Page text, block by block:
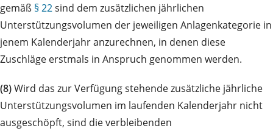
gemäß § 22sind dem zusätzlichen jährlichen
Unterstützungsvolumen der jeweiligen Anlagenkategorie in
jenem Kalenderjahr anzurechnen, in denen diese
Zuschläge erstmals in Anspruch genommen werden.
(8)Wird das zur Verfügung stehende zusätzliche jährliche
Unterstützungsvolumen im laufenden Kalenderjahr nicht
ausgeschöpft, sind die verbleibenden